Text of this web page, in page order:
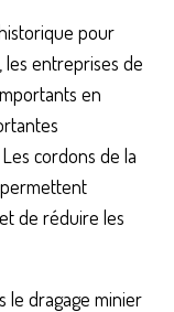
pour
les entreprises de
en
cordons de la
de réduire les
le dragage minier